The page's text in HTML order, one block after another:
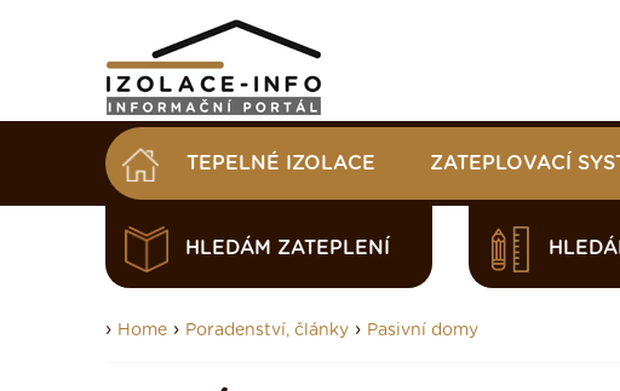
TEPELNÉ IZOLACE ZATEPLOVACÍ
HLEDÁM ZATEPLENÍ
› Home › Poradenství, články › Pasivní domy